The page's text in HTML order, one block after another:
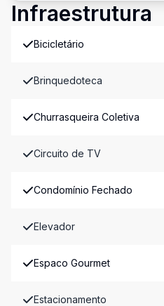
Infraestrutura
Bicicletário
Brinquedoteca
Churrasqueira Coletiva
Circuito de TV
Condomínio Fechado
Elevador
Espaco Gourmet
Estacionamento